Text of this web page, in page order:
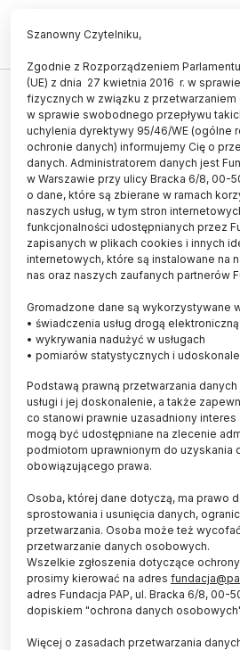
WZGÓRZE
Łańcuchy
odkrycia na Wzgórzu
Szubienicznym w
Dwa łańcuchy egzekucyjne
znaleźli archeolodzy w
obrębie szubienicy w Żaganiu
bardzo rzadko odkrywane na
Badacze wydobyli też kilka
kości.
Szanowny Czytelniku,
Zgodnie z Rozporządzeniem
(UE) z dnia 27 kwietnia 2016 r. w
fizycznych w związku z
w sprawie swobodnego przepływu
uchylenia dyrektywy 95/46/WE (ogólne
ochronie danych) informujemy Cię o
danych. Administratorem danych jest
w Warszawie przy ulicy Bracka 6/8, 00-
o dane, które są zbierane w ramach
naszych usług, w tym stron
funkcjonalności udostępnianych przez
zapisanych w plikach cookies i innych
internetowych, które są instalowane na
nas oraz naszych zaufanych partnerów
Gromadzone dane są wykorzystywane
• świadczenia usług drogą elektroniczną
• wykrywania nadużyć w usługach
• pomiarów statystycznych i
Podstawą prawną przetwarzania
usługi i jej doskonalenie, a także
co stanowi prawnie uzasadniony interes
mogą być udostępniane na zlecenie
podmiotom uprawnionym do uzyskania
obowiązującego prawa.
Osoba, której dane dotyczą, ma prawo
sprostowania i usunięcia danych,
przetwarzania. Osoba może też
przetwarzanie danych osobowych.
Wszelkie zgłoszenia dotyczące
prosimy kierować na adres
adres Fundacja PAP, ul. Bracka 6/8, 00-
dopiskiem "ochrona danych
Więcej o zasadach przetwarzania